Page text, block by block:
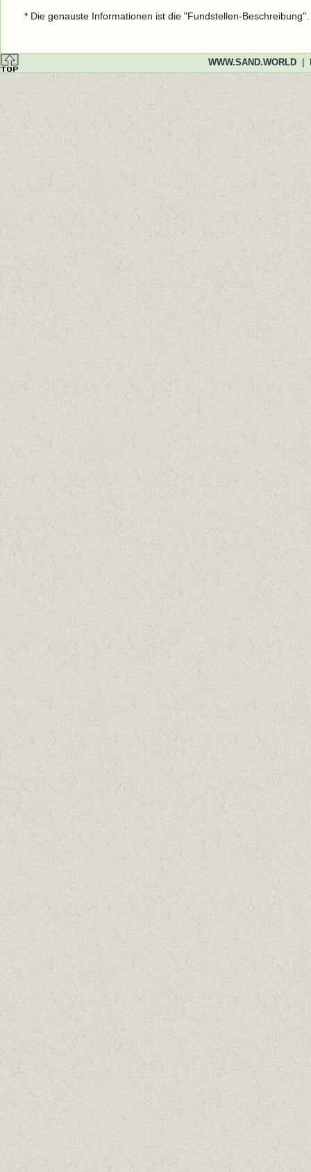
* Die genauste Informationen ist die "Fundstellen-
WWW.SAND.WORLD|